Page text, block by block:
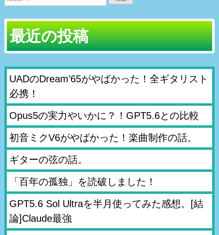
索:
最近の投稿
UADのDream’65がやばかった！全ギタリスト
必携！
Opus5の実力やいかに？！GPT5.6との比較
初音ミクV6がやばかった！楽曲制作の話。
ギターの弦の話。
「百年の孤独」を読破しました！
GPT5.6 Sol Ultraを半月使ってみた感想。[結
論]Claude最強